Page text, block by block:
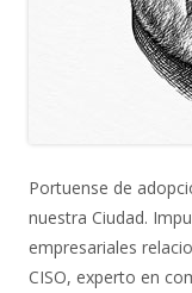
Portuense de
nuestra Ciudad.
empresariales
CISO, experto en